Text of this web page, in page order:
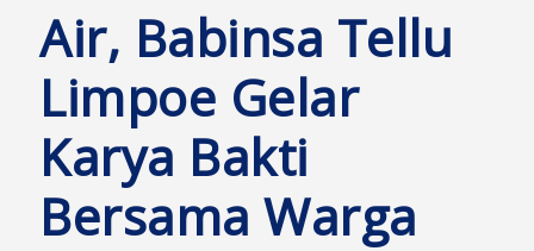
Air, Babinsa Tellu
Limpoe Gelar
Karya Bakti
Bersama Warga